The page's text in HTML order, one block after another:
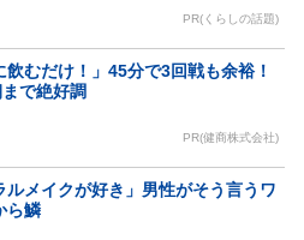
PR(くらしの話題)
飲むだけ！」45分で3回戦も余裕！
で絶好調
PR(健商株式会社)
ルメイクが好き」男性がそう言うワ
ら鱗